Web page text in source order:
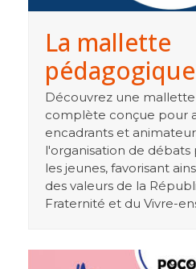
La mallette
pédagogique
Découvrez une
complète conçue pour
encadrants et
l'organisation de
les jeunes, favorisant
des valeurs de la
Fraternité et du Vivre-